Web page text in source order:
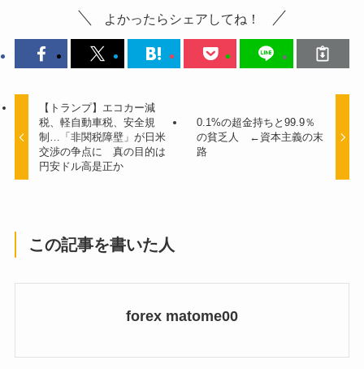
よかったらシェアしてね！
【トランプ】エコカー減
税、軽自動車税、安全規
制…「非関税障壁」が日米
交渉の争点に 真の目的は
円安ドル高是正か
0.1%の超金持ちと99.9％
の貧乏人 ←資本主義の末
路
この記事を書いた人
forex matome00